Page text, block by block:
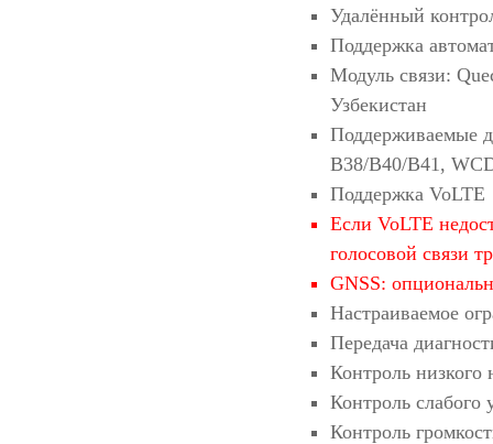
Удалённый
Поддержка
Модуль связи:
Узбекистан
Поддерживаемые
B38/B40/B41,
Поддержка VoLTE
Если VoLTE
голосовой связи
GNSS:
Настраиваемое
Передача
Контроль низкого
Контроль слабого
Контроль